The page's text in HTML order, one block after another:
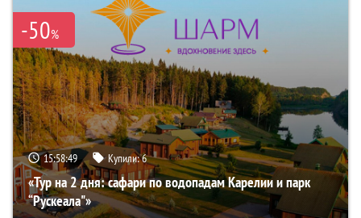
-50%
15:58:48 Купили:6
«Тур на 2 дня: сафари по водопадам Карелии и парк
“Рускеала"»